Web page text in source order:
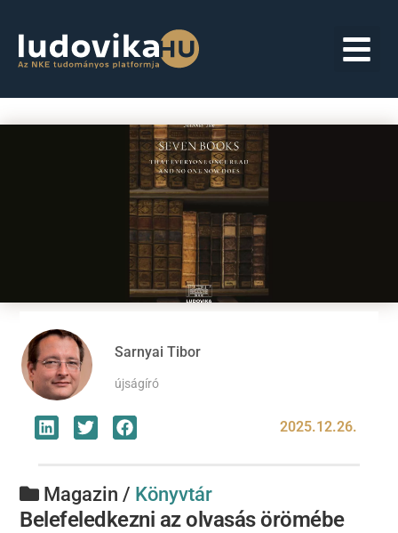
Sarnyai Tibor
újságíró
2025.12.26.
Magazin / Könyvtár
Belefeledkezni az olvasás örömébe